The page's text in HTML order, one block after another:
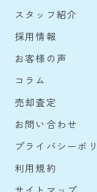
スタッフ紹介
採用情報
お客様の声
コラム
売却査定
お問い合わせ
プライバシーポ
利用規約